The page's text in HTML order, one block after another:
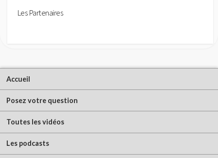
Les Partenaires
Accueil
Posez votre question
Toutes les vidéos
Les podcasts